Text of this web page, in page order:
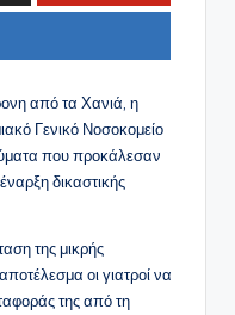
από τα Χανιά, η
Γενικό Νοσοκομείο
που προκάλεσαν
δικαστικής
της μικρής
οι γιατροί να
της από τη